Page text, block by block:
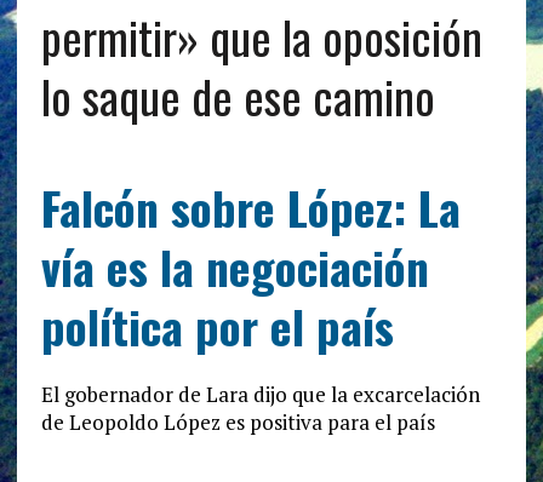
permitir» que la oposición
lo saque de ese camino
Falcón sobre López: La
vía es la negociación
política por el país
El gobernador de Lara dijo que la excarcelación
de Leopoldo López es positiva para el país